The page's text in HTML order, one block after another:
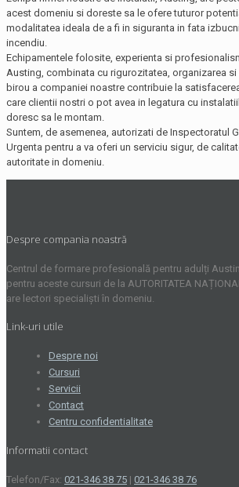
acest domeniu si doreste sa le ofere tuturor
modalitatea ideala de a fi in siguranta in fata
incendiu.
Echipamentele folosite, experienta si
Austing, combinata cu rigurozitatea, organizarea
birou a companiei noastre contribuie la
care clientii nostri o pot avea in legatura cu
doresc sa le montam.
Suntem, de asemenea, autorizati de Inspectoratul
Urgenta pentru a va oferi un serviciu sigur, de
autoritate in domeniu.
Despre compania noastră
Centrul de formare profesională pentru adulți
pentru aceste cursuri de la AUTORITATEA
are lectori specialiști în domeniu.
Link-uri utile
Despre noi
Cursuri
Servicii
Contact
Centru confidentialitate
Informatii contact
Telefon/Fax: 021-346 38 75 | 021-346 38 76